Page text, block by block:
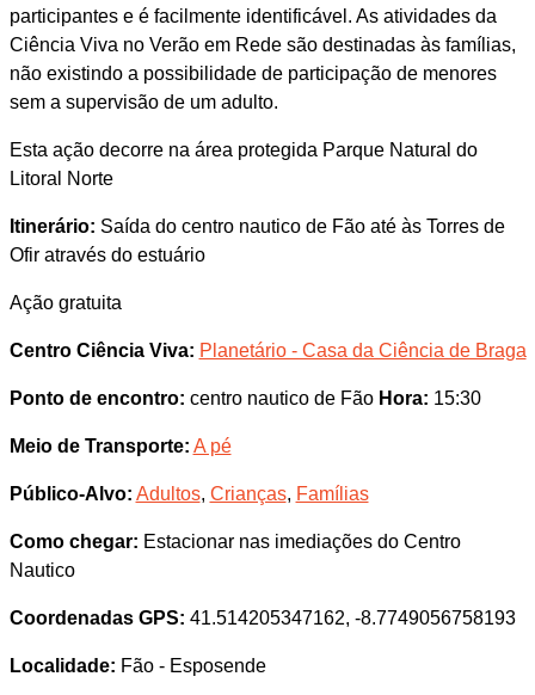
participantes e é facilmente identificável. As atividades da
Ciência Viva no Verão em Rede são destinadas às famílias,
não existindo a possibilidade de participação de menores
sem a supervisão de um adulto.
Esta ação decorre na área protegida Parque Natural do
Litoral Norte
Itinerário: Saída do centro nautico de Fão até às Torres de
Ofir através do estuário
Ação gratuita
Centro Ciência Viva: Planetário - Casa da Ciência de Braga
Ponto de encontro: centro nautico de Fão Hora: 15:30
Meio de Transporte: A pé
Público-Alvo: Adultos, Crianças, Famílias
Como chegar: Estacionar nas imediações do Centro
Nautico
Coordenadas GPS: 41.514205347162, -8.7749056758193
Localidade: Fão - Esposende